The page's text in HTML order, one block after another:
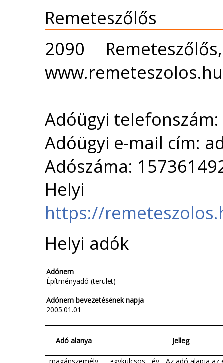
Remeteszőlős
2090
www.remeteszolos.hu
Adóügyi
Adóügyi e-mail cím:
Adószáma:
Helyi
https://
Helyi adók
Adónem
Építményadó (terület)
Adónem bevezetésének napja
2005.01.01
Adó alanya Jelleg
magánszemély
egykulcsos - év - Az adó alapja az